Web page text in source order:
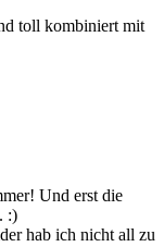
toll kombiniert mit
Und erst die
:)
hab ich nicht all zu